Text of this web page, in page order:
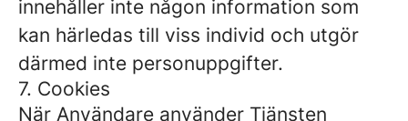
innehåller inte någon information som
kan härledas till viss individ och utgör
därmed inte personuppgifter.
7. Cookies
När Användare använder Tjänsten